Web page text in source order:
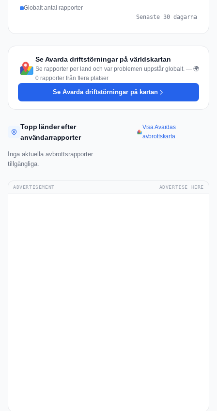
Globalt antal rapporter
Senaste 30 dagarna
Se Avarda driftstörningar på världskartan
Se rapporter per land och var problemen uppstår globalt. — 🌍
0 rapporter från flera platser
Se Avarda driftstörningar på kartan
Topp länder efter
användarrapporter
Visa Avardas
avbrottskarta
Inga aktuella avbrottsrapporter
tillgängliga.
ADVERTISEMENT ADVERTISE HERE